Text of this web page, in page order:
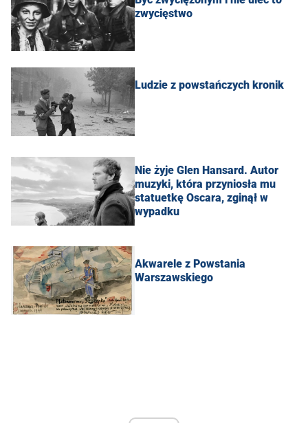
zwycięstwo
Ludzie z powstańczych kronik
Nie żyje Glen Hansard. Autor
muzyki, która przyniosła mu
statuetkę Oscara, zginął w
wypadku
Akwarele z Powstania
Warszawskiego